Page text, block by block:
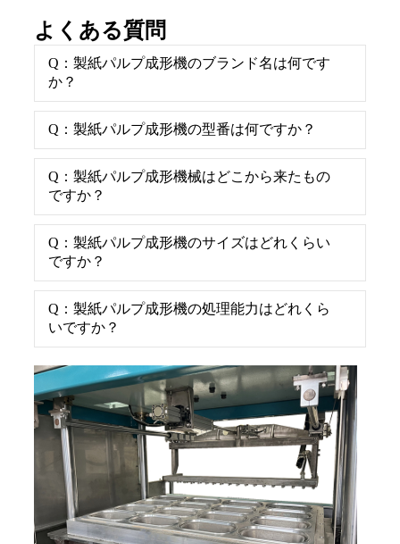
よくある質問
Q：製紙パルプ成形機のブランド名は何です
か？
Q：製紙パルプ成形機の型番は何ですか？
Q：製紙パルプ成形機械はどこから来たもの
ですか？
Q：製紙パルプ成形機のサイズはどれくらい
ですか？
Q：製紙パルプ成形機の処理能力はどれくら
いですか？